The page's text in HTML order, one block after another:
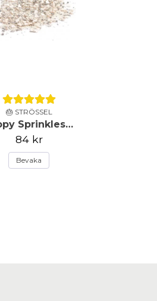
🎂 STRÖSSEL
Happy Sprinkles - Strössel - Happy Ever After - 90g
84 kr
Bevaka